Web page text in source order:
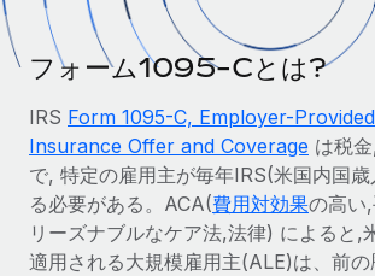
グローバル展開をコストをかけずに実現
Contractor of Record
契約社員管理
世界中の契約社員をオンボーディングし、
PEO
複雑な雇用関連業務を外部委託
米国州エクスプローラー
米国の各州において採用プロセスを簡素化
Remoteを他社と比較
他社と比較した、当社の強みを確認する
成長の段階
スタートアップ
誤分類リスク判定ツール
国別に従業員の誤分類リスクを確認する
各国の総従業員コストを計算する
契約社員の報酬計算ツール
グローバルな契約社員向けに、通貨オプシ
ドを確認する
日本語
English
Nederlands
Français
ログイン
フォーム1095-Cとは?
IRS Form 1095-C, Employer-
Insurance Offer and Coverage は税
で, 特定の雇用主が毎年IRS(米国内国
る必要がある。ACA(費用対効果の高い
リーズナブルなケア法,法律) によると,
適用される大規模雇用主(ALE)は、前の